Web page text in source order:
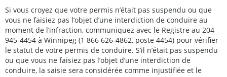
Si vous croyez que votre permis n’était pas suspendu ou que
vous ne faisiez pas l’objet d’une interdiction de conduire au
moment de l’infraction, communiquez avec le Registre au 204
945-4454 à Winnipeg (1 866 626-4862, poste 4454) pour vérifier
le statut de votre permis de conduire. S’il n’était pas suspendu
ou que vous ne faisiez pas l’objet d’une interdiction de
conduire, la saisie sera considérée comme injustifiée et le